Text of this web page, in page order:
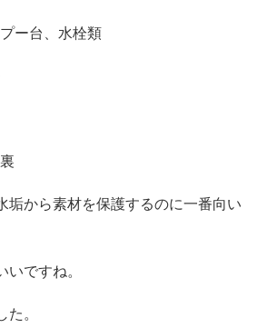
ー台、水栓類
垢から素材を保護するのに一番向い
ですね。
。